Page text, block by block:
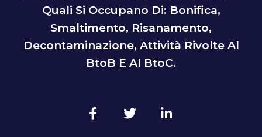
Quali Si Occupano Di: Bonifica,
Smaltimento, Risanamento,
Decontaminazione, Attività Rivolte Al
BtoB E Al BtoC.